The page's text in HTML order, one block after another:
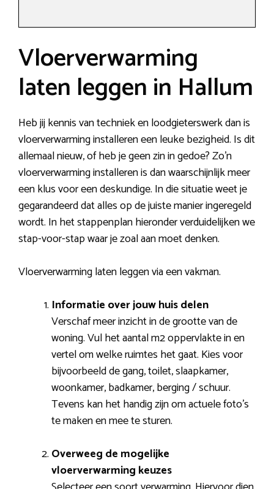
Vloerverwarming
laten leggen in Hallum
Heb jij kennis van techniek en loodgieterswerk dan is
vloerverwarming installeren een leuke bezigheid. Is dit
allemaal nieuw, of heb je geen zin in gedoe? Zo’n
vloerverwarming installeren is dan waarschijnlijk meer
een klus voor een deskundige. In die situatie weet je
gegarandeerd dat alles op de juiste manier ingeregeld
wordt. In het stappenplan hieronder verduidelijken we
stap-voor-stap waar je zoal aan moet denken.
Vloerverwarming laten leggen via een vakman.
Informatie over jouw huis delen
Verschaf meer inzicht in de grootte van de
woning. Vul het aantal m2 oppervlakte in en
vertel om welke ruimtes het gaat. Kies voor
bijvoorbeeld de gang, toilet, slaapkamer,
woonkamer, badkamer, berging / schuur.
Tevens kan het handig zijn om actuele foto’s
te maken en mee te sturen.
Overweeg de mogelijke
vloerverwarming keuzes